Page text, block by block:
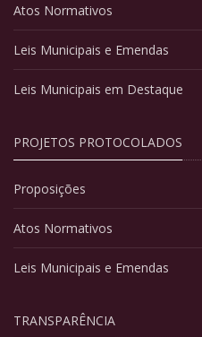
Atos Normativos
Leis Municipais e Emendas
Leis Municipais em Destaque
PROJETOS PROTOCOLADOS
Proposições
Atos Normativos
Leis Municipais e Emendas
TRANSPARÊNCIA